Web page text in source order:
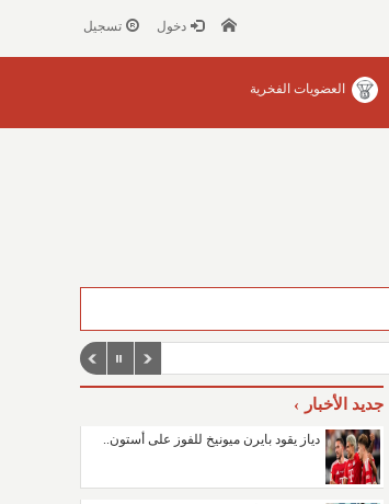
دخول تسجيل
العضويات الفخرية
جديد الأخبار
دياز يقود بايرن ميونيخ للفوز على أستون..